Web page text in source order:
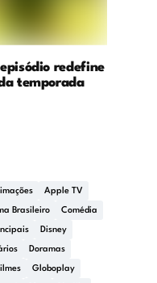
episódio redefine
temporada
Apple TV
Brasileiro Comédia
Disney
Doramas
Globoplay